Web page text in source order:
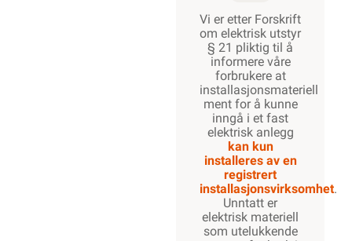
Vi er etter Forskrift
om elektrisk utstyr
§ 21 pliktig til å
informere våre
forbrukere at
installasjonsmateriell
ment for å kunne
inngå i et fast
elektrisk anlegg
kan kun
installeres av en
registrert
installasjonsvirksomhet.
Unntatt er
elektrisk materiell
som utelukkende